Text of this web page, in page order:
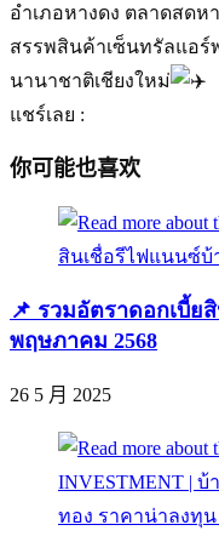
อำเภอหางดง ตลาดสดห
สรรพสินค้าเซ็นทรัลแอร์
นานาชาติเชียงใหม่
แชร์เลย :
你可能也喜欢
📌 รวมอัตราดอกเบี้ย
พฤษภาคม 2568
26 5 月 2025